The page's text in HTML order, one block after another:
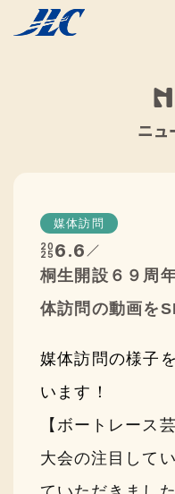
サービス紹介
代表メッセージ
会社概要
会社沿革
CSR活動
採用情報
ニュースリリ
ニュ
媒体訪問
20
25 6.6
桐生開設６９周
体訪問の動画を
媒体訪問の様子
います！
【ボートレース
大会の注目して